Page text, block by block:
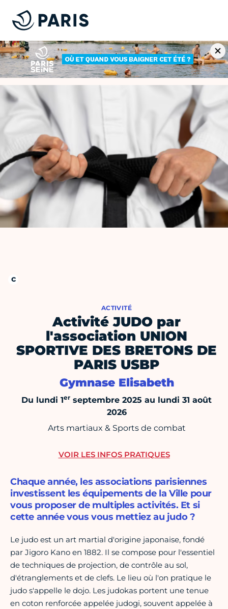
ACTIVITÉ
Activité JUDO par
l'association UNION
SPORTIVE DES BRETONS DE
PARIS USBP
Gymnase Elisabeth
Du lundi 1er septembre 2025 au lundi 31 août
2026
Arts martiaux & Sports de combat
Chaque année, les associations parisiennes
investissent les équipements de la Ville pour
vous proposer de multiples activités. Et si
cette année vous vous mettiez au judo ?
Le judo est un art martial d'origine japonaise, fondé
par Jigoro Kano en 1882. Il se compose pour l'essentiel
de techniques de projection, de contrôle au sol,
d'étranglements et de clefs. Le lieu où l'on pratique le
judo s'appelle le dojo. Les judokas portent une tenue
en coton renforcée appelée judogi, souvent appelée à
VOIR LES INFOS PRATIQUES